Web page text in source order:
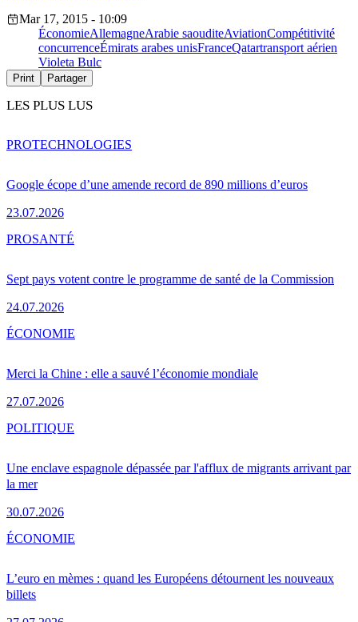
Mar 17, 2015 - 10:09
ÉconomieAllemagneArabie saouditeAviationCompétitivité
concurrenceÉmirats arabes unisFranceQatartransport aérien
Violeta Bulc
Print Partager
LES PLUS LUS
Google écope d’une amende record de 890 millions d’euros
23.07.2026
PROTECHNOLOGIES
Sept pays votent contre le programme de santé de la Commission
24.07.2026
PROSANTÉ
Merci la Chine : elle a sauvé l’économie mondiale
27.07.2026
ÉCONOMIE
Une enclave espagnole dépassée par l'afflux de migrants arrivant par
la mer
30.07.2026
POLITIQUE
L’euro en mèmes : quand les Européens détournent les nouveaux
billets
ÉCONOMIE